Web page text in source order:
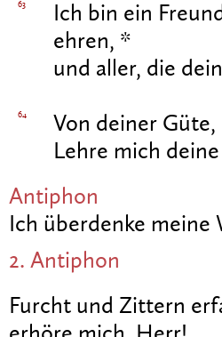
63
Ich bin ein
ehren, *
und aller, die
64
Von deiner
Lehre mich
Antiphon
Ich überdenke
2. Antiphon
Furcht und Zittern